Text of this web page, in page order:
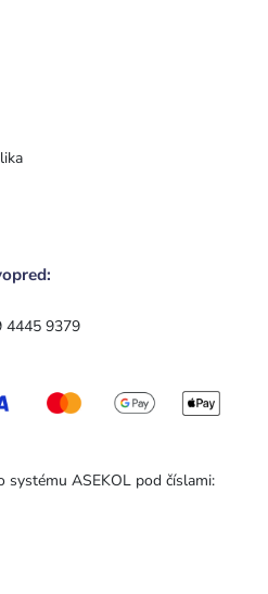
4445 9379
systému ASEKOL pod číslami: